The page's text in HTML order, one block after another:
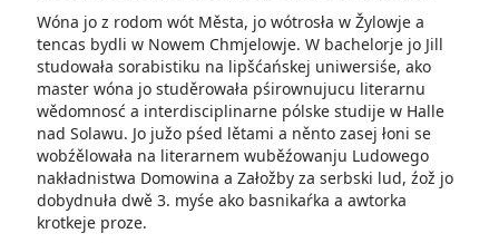
Wóna jo z rodom wót Města, jo wótrosła w Žylowje a
tencas bydli w Nowem Chmjelowje. W bachelorje jo Jill
studowała sorabistiku na lipšćańskej uniwersiśe, ako
master wóna jo studěrowała pśirownujucu literarnu
wědomnosć a interdisciplinarne pólske studije w Halle
nad Solawu. Jo južo pśed lětami a něnto zasej łoni se
wobźělowała na literarnem wuběźowanju Ludowego
nakładnistwa Domowina a Załožby za serbski lud, źož jo
dobydnuła dwě 3. myśe ako basnikaŕka a awtorka
krotkeje proze.